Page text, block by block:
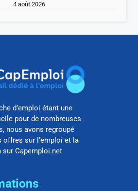
4 août 2026
d’emploi étant une
pour de nombreuses
nous avons regroupé
offres sur l’emploi et la
Capemploi.net